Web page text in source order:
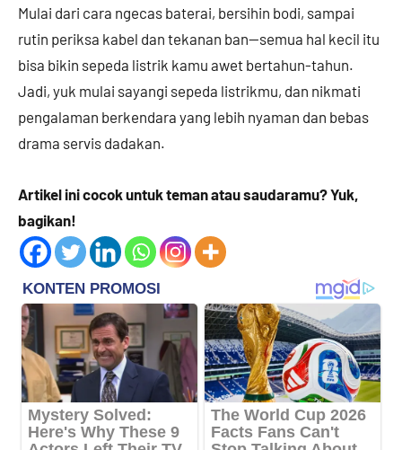
Mulai dari cara ngecas baterai, bersihin bodi, sampai
rutin periksa kabel dan tekanan ban—semua hal kecil itu
bisa bikin sepeda listrik kamu awet bertahun-tahun.
Jadi, yuk mulai sayangi sepeda listrikmu, dan nikmati
pengalaman berkendara yang lebih nyaman dan bebas
drama servis dadakan.
Artikel ini cocok untuk teman atau saudaramu? Yuk,
bagikan!